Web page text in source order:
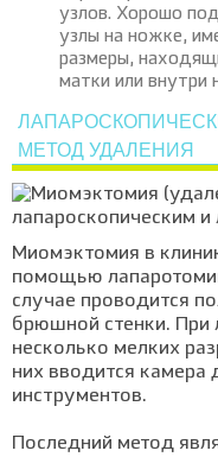
узлов. Хорошо
узлы на ножке,
размеры,
матки или внутри
МЕТОД УДАЛЕНИЯ
Миомэктомия в
помощью
случае проводится
брюшной стенки. При
несколько мелких
них вводится камера
инструментов.
Последний метод